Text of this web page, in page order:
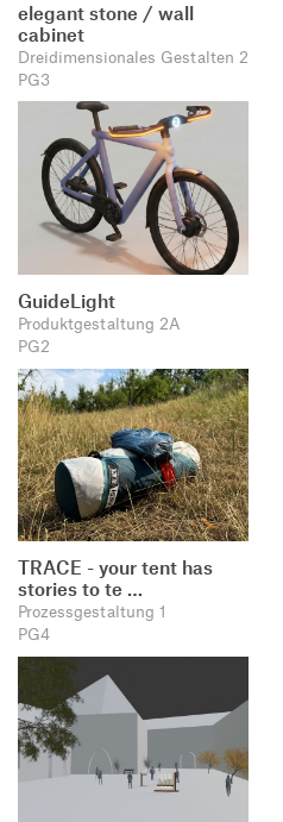
elegant stone / wall
cabinet
Dreidimensionales Gestalten 2
PG3
GuideLight
Produktgestaltung 2A
PG2
TRACE - your tent has
stories to te …
Prozessgestaltung 1
PG4